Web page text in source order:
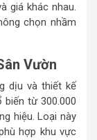
giá khác nhau.
chọn nhầm
Vườn
dịu và thiết kế
biến từ 300.000
hiệu. Loại này
hợp khu vực